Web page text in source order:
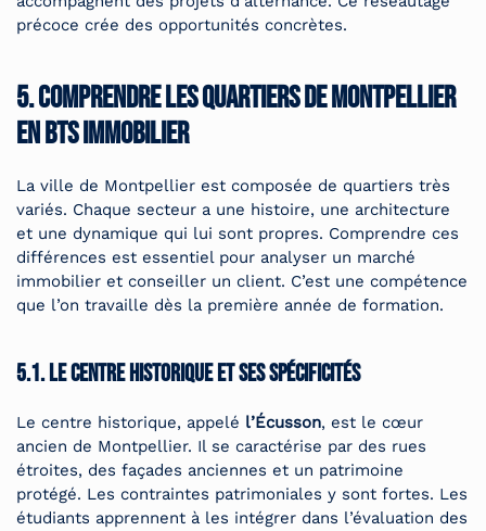
précoce crée des opportunités concrètes.
5. Comprendre les quartiers de Montpellier
en BTS immobilier
La ville de Montpellier est composée de quartiers très
variés. Chaque secteur a une histoire, une architecture
et une dynamique qui lui sont propres. Comprendre ces
différences est essentiel pour analyser un marché
immobilier et conseiller un client. C’est une compétence
que l’on travaille dès la première année de formation.
5.1. Le centre historique et ses spécificités
Le centre historique, appelé l’Écusson, est le cœur
ancien de Montpellier. Il se caractérise par des rues
étroites, des façades anciennes et un patrimoine
protégé. Les contraintes patrimoniales y sont fortes. Les
étudiants apprennent à les intégrer dans l’évaluation des